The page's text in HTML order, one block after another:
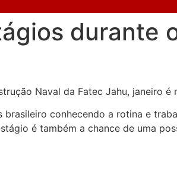
durante
Naval da Fatec Jahu, janeiro é
conhecendo a rotina e
é também a chance de uma